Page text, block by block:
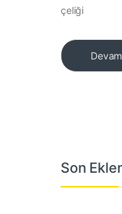
çeliği
Son